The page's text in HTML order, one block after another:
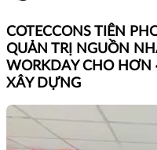
COTECCONS TIÊN
QUẢN TRỊ NGUỒN
WORKDAY CHO HƠN
XÂY DỰNG